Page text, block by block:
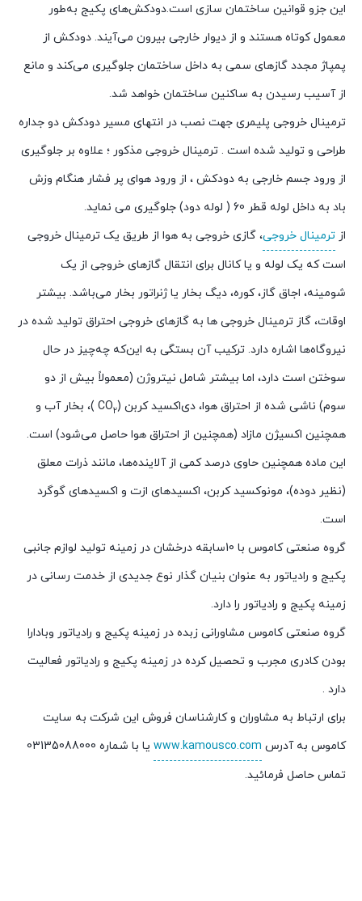
این جزو قوانین ساختمان سازی است.دودکش‌های پکیج به‌طور
معمول کوتاه هستند و از دیوار خارجی بیرون می‌آیند. دودکش از
پمپاژ مجدد گازهای سمی به داخل ساختمان جلوگیری می‌کند و مانع
از آسیب رسیدن به ساکنین ساختمان خواهد شد.
ترمینال خروجی پلیمری جهت نصب در انتهای مسیر دودکش دو جداره
طراحی و تولید شده است . ترمینال خروجی مذکور ؛ علاوه بر جلوگیری
از ورود جسم خارجی به دودکش ، از ورود هوای پر فشار هنگام وزش
باد به داخل لوله قطر 60 ( لوله دود) جلوگیری می نماید.
از ترمینال خروجی، گازی خروجی به هوا از طریق یک ترمینال خروجی
است که یک لوله و یا کانال برای انتقال گازهای خروجی از یک
شومینه، اجاق گاز، کوره، دیگ بخار یا ژنراتور بخار می‌باشد. بیشتر
اوقات، گاز ترمینال خروجی ها به گازهای خروجی احتراق تولید شده در
نیروگاه‌ها اشاره دارد. ترکیب آن بستگی به این‌که چه‌چیز در حال
سوختن است دارد، اما بیشتر شامل نیتروژن (معمولاً بیش از دو
سوم) ناشی شده از احتراق هوا، دی‌اکسید کربن (CO2
)، بخار آب و
همچنین اکسیژن مازاد (همچنین از احتراق هوا حاصل می‌شود) است.
این ماده همچنین حاوی درصد کمی از آلاینده‌ها، مانند ذرات معلق
(نظیر دوده)، مونوکسید کربن، اکسیدهای ازت و اکسیدهای گوگرد
است.
گروه صنعتی کاموس با 10سابقه درخشان در زمینه تولید لوازم جانبی
پکیج و رادیاتور به عنوان بنیان گذار نوع جدیدی از خدمت رسانی در
زمینه پکیج و رادیاتور را دارد.
گروه صنعتی کاموس مشاورانی زبده در زمینه پکیج و رادیاتور وبادارا
بودن کادری مجرب و تحصیل کرده در زمینه پکیج و رادیاتور فعالیت
دارد .
برای ارتباط به مشاوران و کارشناسان فروش این شرکت به سایت
کاموس به آدرس www.kamousco.com
یا با شماره 03135088000
تماس حاصل فرمائید.